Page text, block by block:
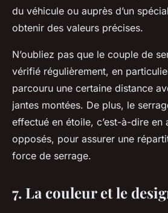
du véhicule ou auprès d’un
obtenir des valeurs précises.
N’oubliez pas que le couple de
vérifié régulièrement, en
parcouru une certaine distance
jantes montées. De plus, le
effectué en étoile, c’est-à-dire en
opposés, pour assurer une
force de serrage.
7. La couleur et le